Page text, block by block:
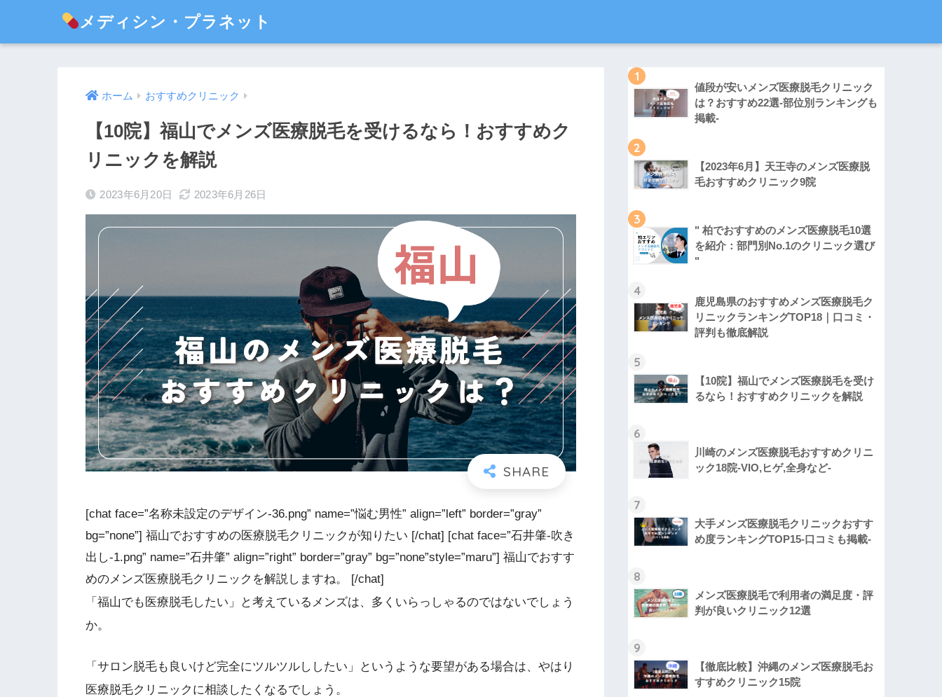
メディシン・プラネット
ホーム おすすめクリニック
【10院】福山でメンズ医療脱毛を受けるなら！おすすめク
リニックを解説
2023年6月20日 2023年6月26日
[chat face=”名称未設定のデザイン-36.png” name=”悩む男性” align=”left” border=”gray”
bg=”none”] 福山でおすすめの医療脱毛クリニックが知りたい [/chat] [chat face=”石井肇-吹き
出し-1.png” name=”石井肇” align=”right” border=”gray” bg=”none”style=”maru”] 福山でおすす
めのメンズ医療脱毛クリニックを解説しますね。 [/chat]
「福山でも医療脱毛したい」と考えているメンズは、多くいらっしゃるのではないでしょう
か。
「サロン脱毛も良いけど完全にツルツルししたい」というような要望がある場合は、やはり
医療脱毛クリニックに相談したくなるでしょう。
1
値段が安いメンズ医療脱毛クリニック
は？おすすめ22選-部位別ランキングも
掲載-
2
【2023年6月】天王寺のメンズ医療脱
毛おすすめクリニック9院
3
" 柏でおすすめのメンズ医療脱毛10選
を紹介：部門別No.1のクリニック選び
"
4
鹿児島県のおすすめメンズ医療脱毛ク
リニックランキングTOP18｜口コミ・
評判も徹底解説
5
【10院】福山でメンズ医療脱毛を受け
るなら！おすすめクリニックを解説
6
川崎のメンズ医療脱毛おすすめクリニ
ック18院‐VIO,ヒゲ,全身など‐
7
大手メンズ医療脱毛クリニックおすす
め度ランキングTOP15-口コミも掲載-
8
メンズ医療脱毛で利用者の満足度・評
判が良いクリニック12選
9
【徹底比較】沖縄のメンズ医療脱毛お
すすめクリニック15院